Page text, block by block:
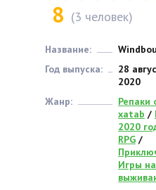
8 (3 человек)
Название:
Год выпуска:
28
2020
Жанр:
Репаки
xatab /
2020
RPG /
Игры на